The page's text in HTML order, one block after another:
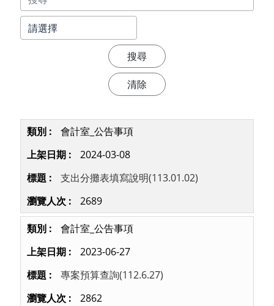
會計室_公告事項
2024-03-08
支出分攤表填寫說明(113.01.02)
2689
會計室_公告事項
2023-06-27
專案預算查詢(112.6.27)
2862